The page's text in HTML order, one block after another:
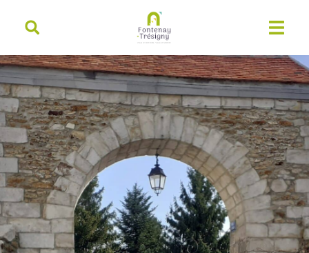
principal